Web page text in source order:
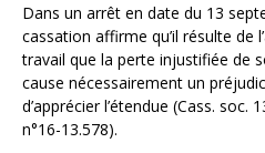
Dans un arrêt en date du 13
cassation affirme qu’il résulte de
travail que la perte injustifiée de
cause nécessairement un
d’apprécier l’étendue (Cass.
n°16-13.578).